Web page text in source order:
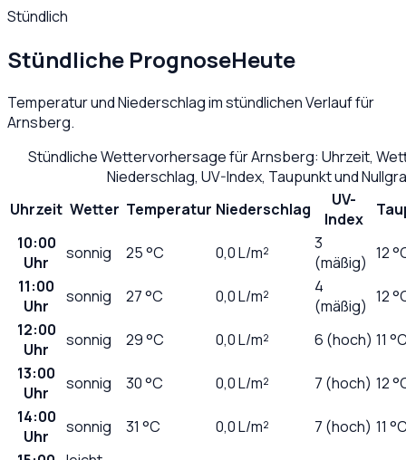
Stündlich
Stündliche PrognoseHeute
Temperatur und Niederschlag im stündlichen Verlauf für
Arnsberg.
Stündliche Wettervorhersage fürArnsberg: Uhrzeit,
Niederschlag, UV-Index, Taupunkt und
Uhrzeit Wetter Temperatur Niederschlag
UV-
Index
10:00
Uhr
sonnig 25°C 0,0L/m²
3
(mäßig) 12
11:00
Uhr
sonnig 27°C 0,0L/m²
4
(mäßig) 12
12:00
Uhr
sonnig 29°C 0,0L/m² 6 (hoch) 11
13:00
Uhr
sonnig 30°C 0,0L/m² 7 (hoch) 12
14:00
Uhr
sonnig 31 °C 0,0L/m² 7 (hoch) 11